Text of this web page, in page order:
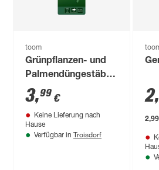
toom
Grünpflanzen- und
Palmendüngestäbchen
30 Stück
3,99 €
Keine Lieferung nach
Hause
Verfügbar in Troisdorf
2